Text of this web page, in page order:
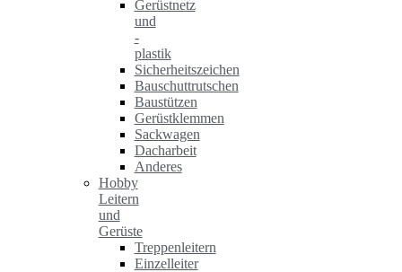
Gerüstnetz
und
-
plastik
Sicherheitszeichen
Bauschuttrutschen
Baustützen
Gerüstklemmen
Sackwagen
Dacharbeit
Anderes
Hobby
Leitern
und
Gerüste
Treppenleitern
Einzelleiter